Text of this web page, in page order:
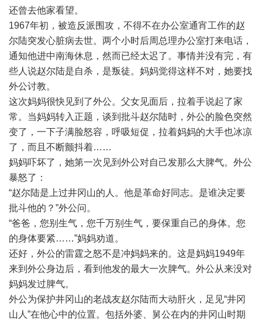
还曾去他家看望。
1967年初，被造反派围攻，不得不在办公室通宵工作的赵
尔陆突发心脏病去世。两个小时后周总理办公室打来电话，
通知他进中南海休息，然而已经太迟了。事情并没有完，有
些人说赵尔陆是自杀，是叛徒。妈妈觉得这样不对，她要找
外公讨教。
这次妈妈很快见到了外公。父女见面后，拉着手说起了家
常。当妈妈转入正题，谈到批斗赵尔陆时，外公的脸色突然
变了，一下子满脸怒容，呼吸短促，拉着妈妈的大手也冰凉
了，而且不断颤抖着……
妈妈吓坏了，她第一次见到外公对自己发那么大脾气。外公
暴怒了：
“赵尔陆是上过井冈山的人。他是革命好同志。是谁决定要
批斗他的？”外公问。
“爸爸，您别生气，您千万别生气，要保重自己的身体。您
的身体要紧……”妈妈劝道。
还好，外公的雷霆之怒不是冲妈妈来的。这是妈妈1949年
来到外公身边后，看到他发的最大一次脾气。外公从来没对
妈妈发过脾气。
外公为保护井冈山的老战友赵尔陆而大动肝火，足见“井冈
山人”在他心中的位置。包括外婆、舅公在内的井冈山时期